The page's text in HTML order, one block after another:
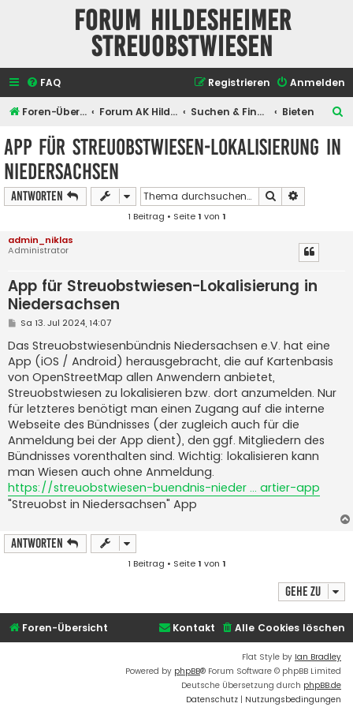
Forum Hildesheimer
Streuobstwiesen
FAQ Anmelden
Registrieren
Foren-Übersicht Forum AK Hildesheimer Streuobstwiesen Suchen & Finden Bieten
App für Streuobstwiesen-Lokalisierung in
Niedersachsen
Antworten Suche
1 Beitrag • Seite1 von 1
admin_niklas
Administrator
App für Streuobstwiesen-Lokalisierung in
Niedersachsen
B
i
t
r
a
g
Sa 13. Jul 2024, 14:07
Das Streuobstwiesenbündnis Niedersachsen e.V. hat eine
App (iOS / Android) herausgebracht, die auf Kartenbasis
von OpenStreetMap allen Anwendern anbietet,
Streuobstwiesen zu lokalisieren bzw. dort anzumelden. Nur
für letzteres benötigt man einen Zugang auf die interne
Webseite des Bündnisses (der zugleich auch für die
Anmeldung bei der App dient), den ggf. Mitgliedern des
Bündnisses vorenthalten sind. Wichtig: lokalisieren kann
man Wiesen auch ohne Anmeldung.
https://streuobstwiesen-buendnis-nieder ... artier-app
"Streuobst in Niedersachsen" App
Antworten
1 Beitrag • Seite1 von 1
Gehe zu
Foren-Übersicht Alle Cookies löschen
Kontakt
Flat Style by Ian Bradley
Powered by phpBB® Forum Software © phpBB Limited
Deutsche Übersetzung durch phpBB.de
Datenschutz | Nutzungsbedingungen